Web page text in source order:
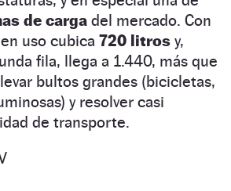
de carga del mercado. Con
uso cubica 720 litros y,
fila, llega a 1.440, más que
bultos grandes (bicicletas,
y resolver casi
de transporte.